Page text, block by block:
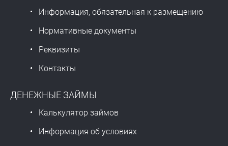
Информация, обязательная к размещению
Нормативные документы
Реквизиты
Контакты
ДЕНЕЖНЫЕ ЗАЙМЫ
Калькулятор займов
Информация об условиях